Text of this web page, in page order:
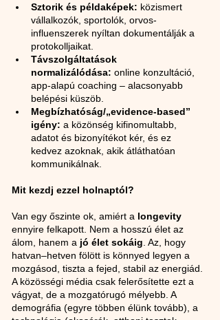
Sztorik és példaképek: közismert
vállalkozók, sportolók, orvos-
influenszerek nyíltan dokumentálják a
protokolljaikat.
Távszolgáltatások
normalizálódása: online konzultáció,
app-alapú coaching – alacsonyabb
belépési küszöb.
Megbízhatóság/„evidence-based”
igény: a közönség kifinomultabb,
adatot és bizonyítékot kér, és ez
kedvez azoknak, akik átláthatóan
kommunikálnak.
Mit kezdj ezzel holnaptól?
Van egy őszinte ok, amiért a longevity
ennyire felkapott. Nem a hosszú élet az
álom, hanem a jó élet sokáig . Az, hogy
hatvan–hetven fölött is könnyed legyen a
mozgásod, tiszta a fejed, stabil az energiád.
A közösségi média csak felerősítette ezt a
vágyat, de a mozgatórugó mélyebb. A
demográfia (egyre többen élünk tovább), a